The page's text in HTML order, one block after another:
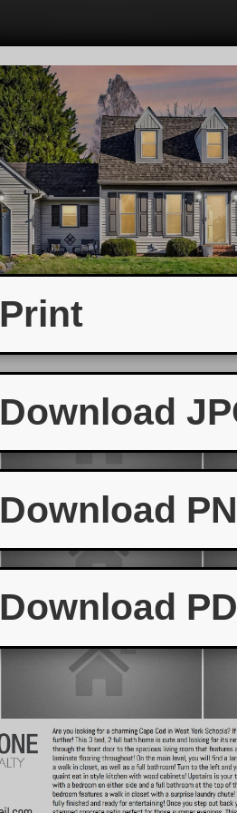
Print
Download
Download
Download